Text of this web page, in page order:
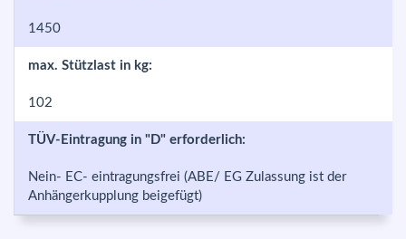
1450
max. Stützlast in kg:
102
TÜV-Eintragung in "D" erforderlich:
Nein- EC- eintragungsfrei (ABE/ EG Zulassung ist der
Anhängerkupplung beigefügt)